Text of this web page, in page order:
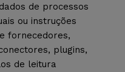
de processos
ou instruções
fornecedores,
plugins,
de leitura